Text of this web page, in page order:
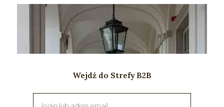
Wejdź do Strefy B2B